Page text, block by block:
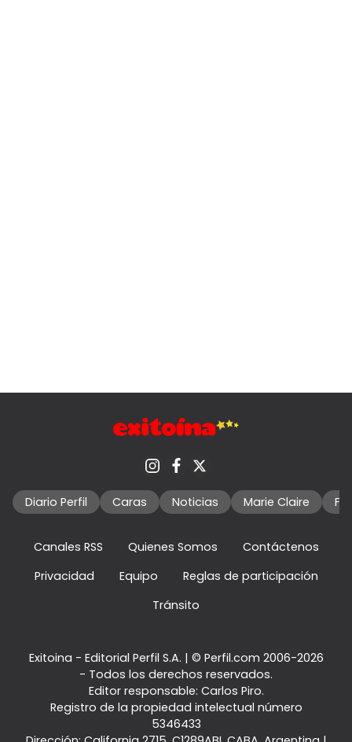
Diario Perfil Caras Noticias Marie Claire
Canales RSS Quienes Somos
Contáctenos
Privacidad
Equipo
Reglas de participación
Tránsito
Exitoina - Editorial Perfil S.A. | © Perfil.com 2006-2026
- Todos los derechos reservados.
Editor responsable: Carlos Piro.
Registro de la propiedad intelectual número
5346433